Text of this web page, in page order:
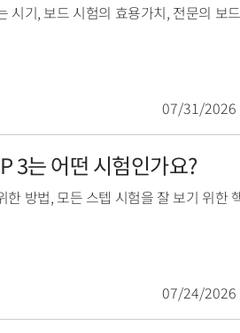
시기, 보드 시험의 효용가치, 전문의 보
07/31/2026
3는 어떤 시험인가요?
한 방법, 모든 스텝 시험을 잘 보기 위한
07/24/2026